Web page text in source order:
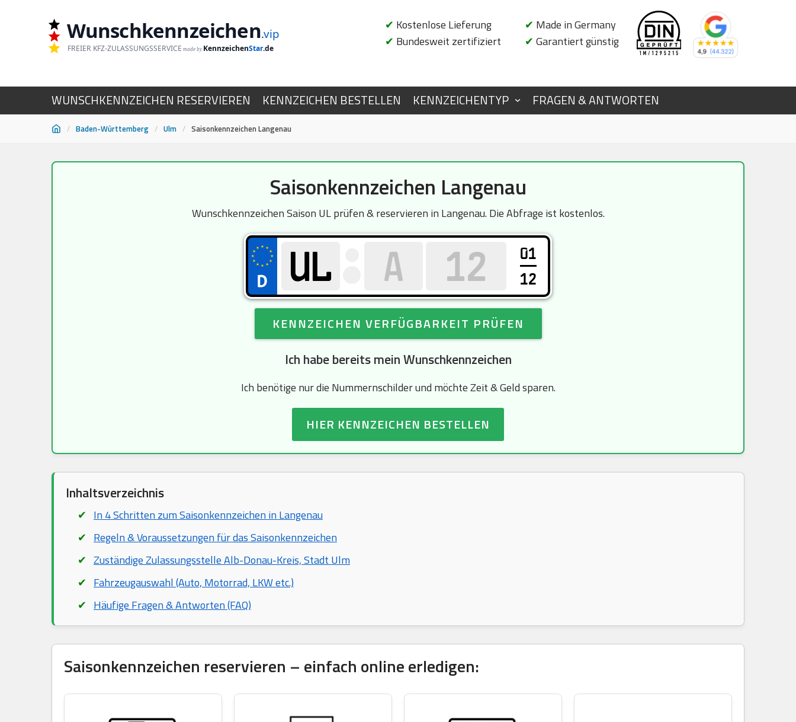
Wunschkennzeichen.vip
FREIER KFZ-ZULASSUNGSSERVICE made by KennzeichenStar.de
✔ Kostenlose Lieferung
✔ Bundesweit zertifiziert
✔ Made in Germany
✔ Garantiert günstig
WUNSCHKENNZEICHEN RESERVIEREN KENNZEICHEN BESTELLEN KENNZEICHENTYP FRAGEN & ANTWORTEN
/ Baden-Württemberg / Ulm / Saisonkennzeichen Langenau
Saisonkennzeichen Langenau
Wunschkennzeichen Saison UL prüfen & reservieren in Langenau. Die Abfrage ist kostenlos.
01
12
KENNZEICHEN VERFÜGBARKEIT PRÜFEN
Ich habe bereits mein Wunschkennzeichen
Ich benötige nur die Nummernschilder und möchte Zeit & Geld sparen.
HIER KENNZEICHEN BESTELLEN
Inhaltsverzeichnis
In 4 Schritten zum Saisonkennzeichen in Langenau
Regeln & Voraussetzungen für das Saisonkennzeichen
Zuständige Zulassungsstelle Alb-Donau-Kreis, Stadt Ulm
Fahrzeugauswahl (Auto, Motorrad, LKW etc.)
Häufige Fragen & Antworten (FAQ)
Saisonkennzeichen reservieren – einfach online erledigen: